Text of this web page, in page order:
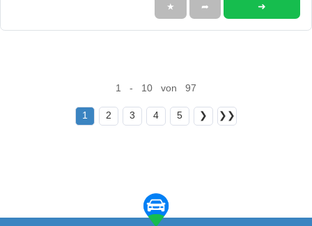
★ ➦ ➜
1 - 10 von 97
1 2 3 4 5 ❯ ❯❯